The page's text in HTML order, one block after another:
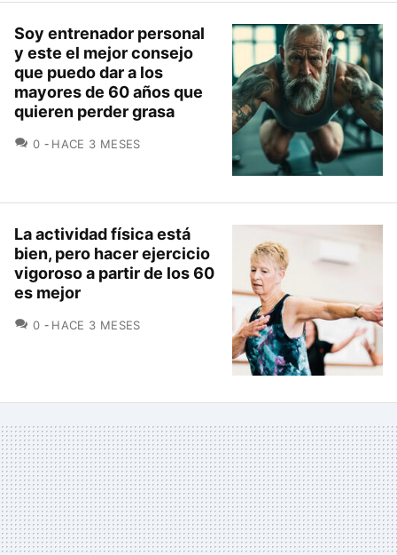
Soy entrenador personal
y este el mejor consejo
que puedo dar a los
mayores de 60 años que
quieren perder grasa
0 COMENTARIOS
HACE 3 MESES
La actividad física está
bien, pero hacer ejercicio
vigoroso a partir de los 60
es mejor
0 COMENTARIOS
HACE 3 MESES